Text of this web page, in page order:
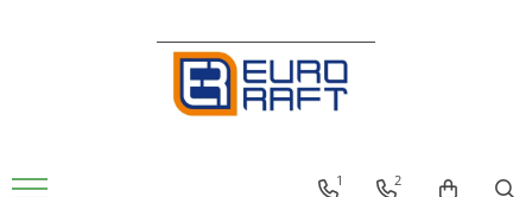
Refrigerare Comercială
1 2